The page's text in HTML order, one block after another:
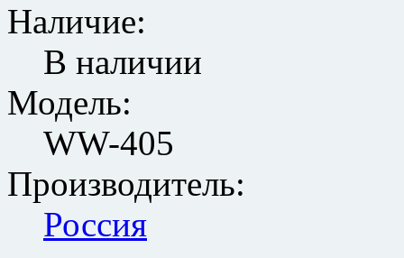
Наличие:
В наличии
Модель:
WW-405
Производитель:
Россия